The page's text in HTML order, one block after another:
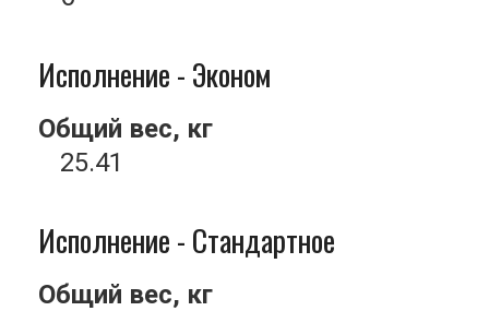
Исполнение - Эконом
Общий вес, кг
25.41
Исполнение - Стандартное
Общий вес, кг